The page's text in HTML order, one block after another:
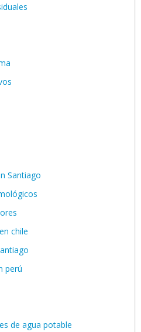
Santiago
chile
perú
de agua potable